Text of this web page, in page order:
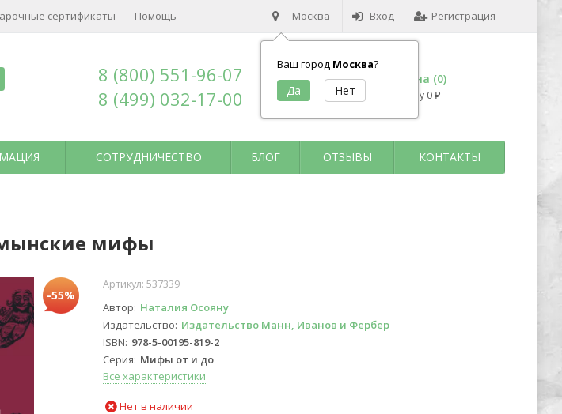
Москва
Ваш город Москва?
Вход Регистрация
сертификаты Помощь
8 (800) 551-96-07
8 (499) 032-17-00
Корзина (0)
на сумму 0 ₽
СОТРУДНИЧЕСТВО БЛОГ ОТЗЫВЫ КОНТАКТЫ
мифы
-55%
Артикул: 537339
Автор Наталия Осояну
Издательство Издательство Манн, Иванов и Фербер
ISBN 978-5-00195-819-2
Серия Мифы от и до
Все характеристики
Нет в наличии